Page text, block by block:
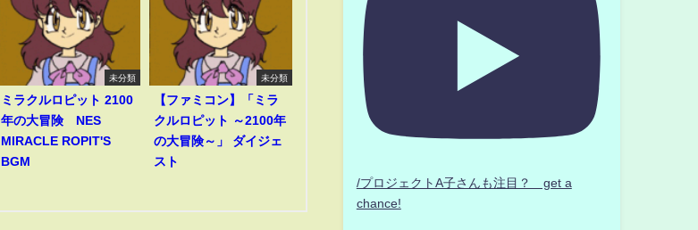
未分類
ミラクルロピット 2100
年の大冒険 NES
MIRACLE ROPIT'S
BGM
未分類
【ファミコン】「ミラ
クルロピット ～2100年
の大冒険～」 ダイジェ
スト
/プロジェクトA子さんも注目？ get a
chance!